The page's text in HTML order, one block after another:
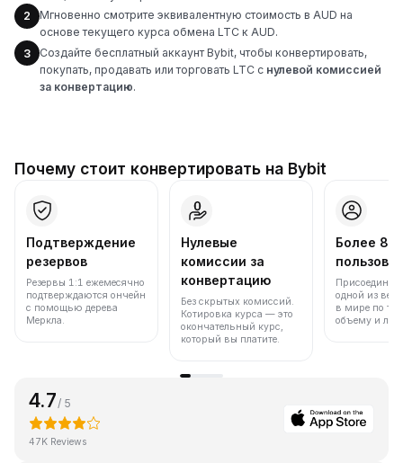
2
Мгновенно смотрите эквивалентную стоимость в AUD на
основе текущего курса обмена LTC к AUD.
3
Создайте бесплатный аккаунт Bybit, чтобы конвертировать,
покупать, продавать или торговать LTC с нулевой комиссией
за конвертацию.
Почему стоит конвертировать на Bybit
Подтверждение
резервов
Резервы 1:1 ежемесячно
подтверждаются ончейн
с помощью дерева
Меркла.
Нулевые
комиссии за
конвертацию
Без скрытых комиссий.
Котировка курса — это
окончательный курс,
который вы платите.
Более 86
одной из
в мире по
объему и
4.7 / 5
47K Reviews